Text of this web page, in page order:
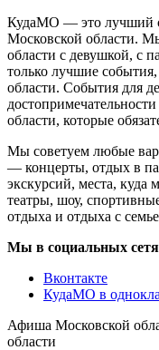
КудаМО — это лучший
Московской области.
области с девушкой, с
только лучшие
области. События для
области, которые
Мы советуем любые
— концерты, отдых в
экскурсий, места, куда
театры, шоу,
отдыха и отдыха с
Мы в социальных
Вконтакте
КудаМО в
Афиша Московской
области